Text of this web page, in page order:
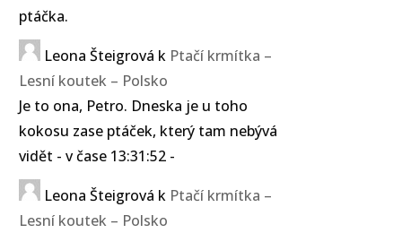
ptáčka.
Leona Šteigrová k Ptačí krmítka –
Lesní koutek – Polsko
Je to ona, Petro. Dneska je u toho
kokosu zase ptáček, který tam nebývá
vidět - v čase 13:31:52 -
Leona Šteigrová k Ptačí krmítka –
Lesní koutek – Polsko